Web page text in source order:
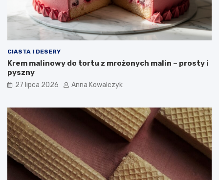
CIASTA I DESERY
Krem malinowy do tortu z mrożonych malin – prosty i
pyszny
27 lipca 2026 Anna Kowalczyk